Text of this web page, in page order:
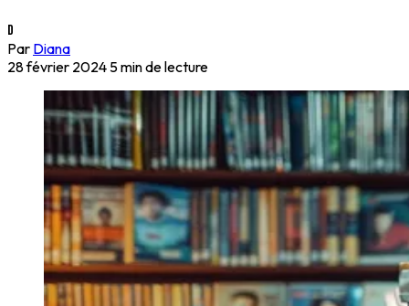
D
Par Diana
28 février 2024 5 min de lecture